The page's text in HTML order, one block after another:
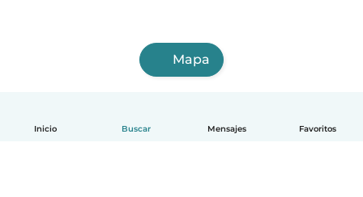
Inicio Buscar Mensajes Favoritos
Mapa